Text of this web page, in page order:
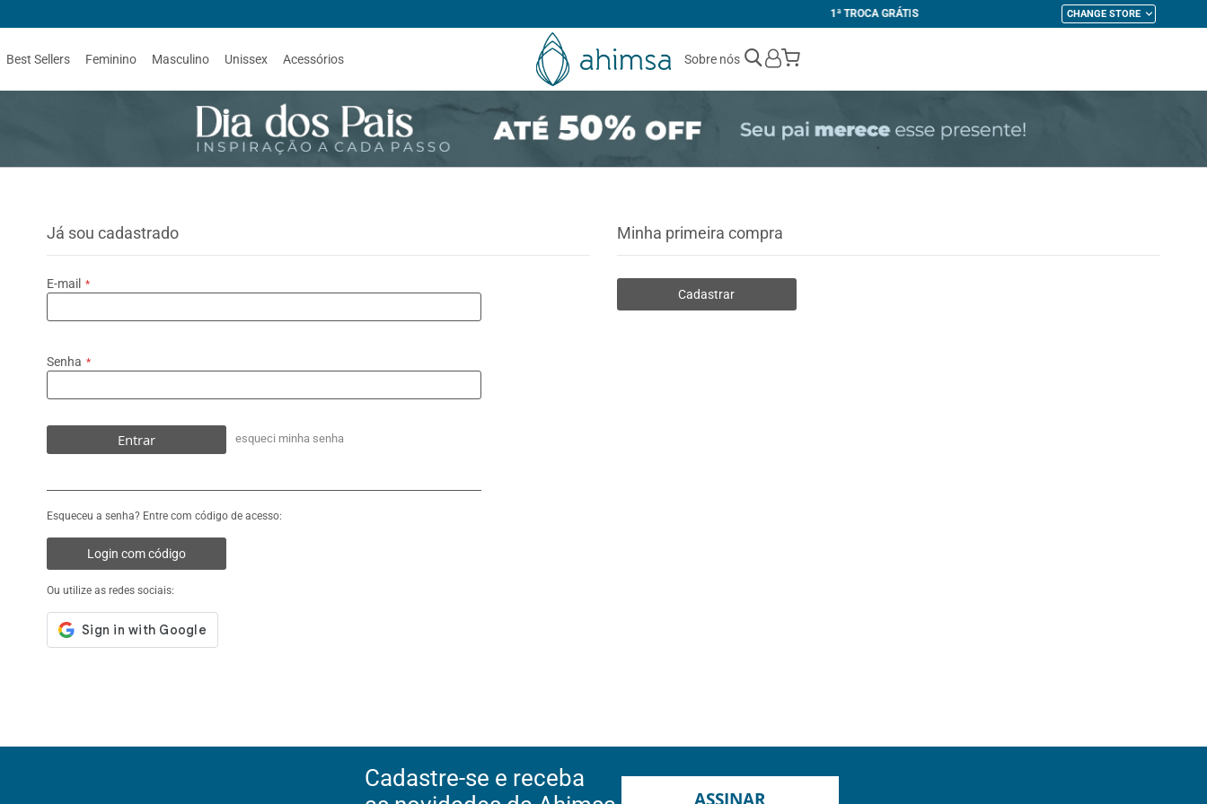
CHANGE STORE
Best Sellers Feminino Masculino Unissex Acessórios Sobre nós
My Cart
Já sou cadastrado
E-mail
Senha
Entrar esqueci minha senha
Esqueceu a senha? Entre com código de acesso:
Login com código
Ou utilize as redes sociais:
Minha primeira compra
Cadastrar
Cadastre-se e receba